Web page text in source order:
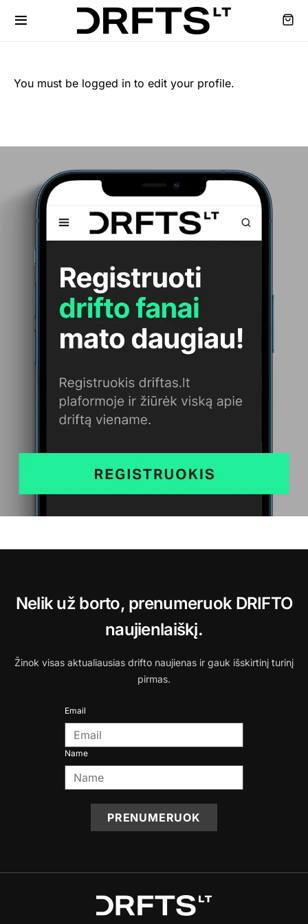
You must be logged in to edit your profile.
Nelik už borto, prenumeruok DRIFTO
naujienlaiškį.
Žinok visas aktualiausias drifto naujienas ir gauk išskirtinį turinį
pirmas.
Email
Name
PRENUMERUOK